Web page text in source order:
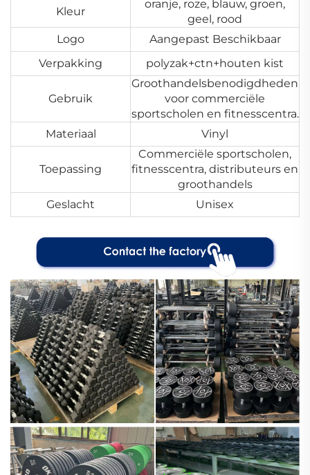
Kleur
oranje, roze, blauw, groen,
geel, rood
Logo
Aangepast Beschikbaar
Verpakking
polyzak+ctn+houten kist
Gebruik
Groothandelsbenodigdheden
voor commerciële
sportscholen en fitnesscentra.
Materiaal
Vinyl
Toepassing
Commerciële sportscholen,
fitnesscentra, distributeurs en
groothandels
Geslacht
Unisex